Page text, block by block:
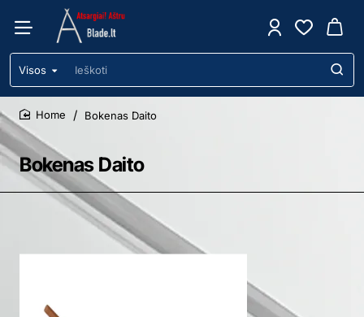
Visos
Ieškoti
Bokenas Daito
home
Bokenas Daito